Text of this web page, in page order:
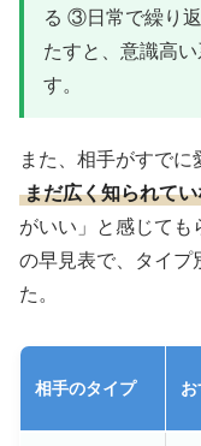
る ③日常で繰り
たすと、意識高
す。
また、相手がすでに
まだ広く知られて
がいい」と感じて
の早見表で、タイプ
た。
相手のタイプ